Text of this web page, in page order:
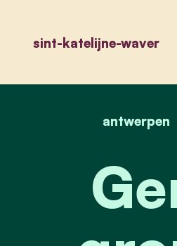
sint-katelijne-waver
antwerpen